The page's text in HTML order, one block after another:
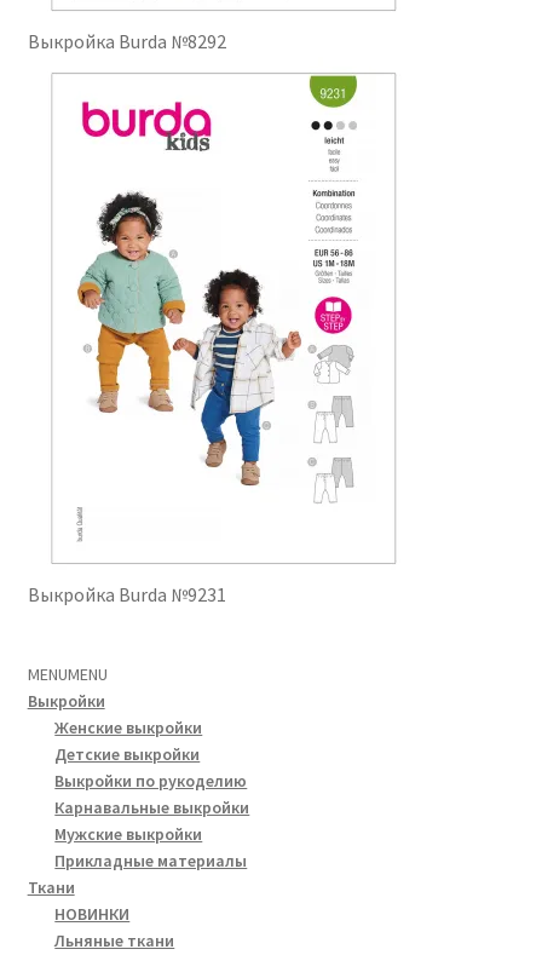
Выкройка Burda №8292
Выкройка Burda №9231
MENUMENU
Выкройки
Женские выкройки
Детские выкройки
Выкройки по рукоделию
Карнавальные выкройки
Мужские выкройки
Прикладные материалы
Ткани
НОВИНКИ
Льняные ткани